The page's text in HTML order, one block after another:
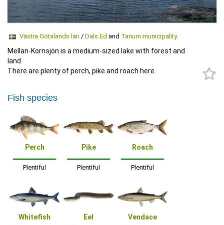
Västra Götalands län / Dals Ed and Tanum municipality.
Mellan-Kornsjön is a medium-sized lake with forest and
land.
There are plenty of perch, pike and roach here.
Fish species
Perch
Plentiful
Pike
Plentiful
Roach
Plentiful
Whitefish Eel Vendace